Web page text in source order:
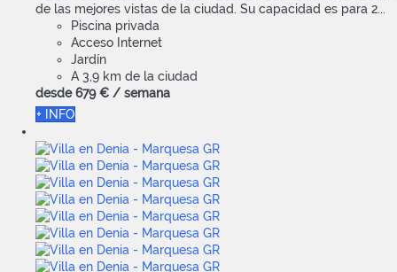
de las mejores vistas de la ciudad. Su capacidad es para 2...
Piscina privada
Acceso Internet
Jardín
A 3,9 km de la ciudad
desde 679 € / semana
+ INFO